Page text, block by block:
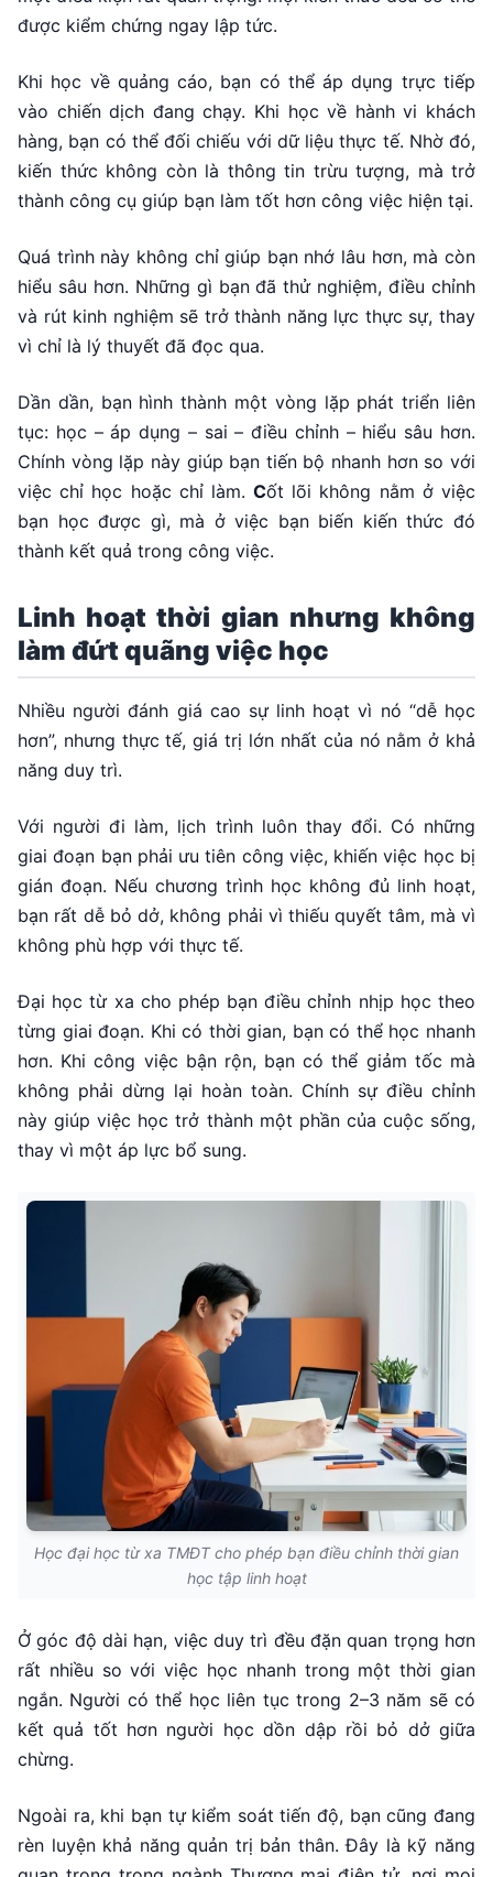
được kiểm chứng ngay lập tức.
Khi học về quảng cáo, bạn có thể áp dụng trực tiếp
vào chiến dịch đang chạy. Khi học về hành vi khách
hàng, bạn có thể đối chiếu với dữ liệu thực tế. Nhờ đó,
kiến thức không còn là thông tin trừu tượng, mà trở
thành công cụ giúp bạn làm tốt hơn công việc hiện tại.
Quá trình này không chỉ giúp bạn nhớ lâu hơn, mà còn
hiểu sâu hơn. Những gì bạn đã thử nghiệm, điều chỉnh
và rút kinh nghiệm sẽ trở thành năng lực thực sự, thay
vì chỉ là lý thuyết đã đọc qua.
Dần dần, bạn hình thành một vòng lặp phát triển liên
tục: học – áp dụng – sai – điều chỉnh – hiểu sâu hơn.
Chính vòng lặp này giúp bạn tiến bộ nhanh hơn so với
việc chỉ học hoặc chỉ làm.Cốt lõi không nằm ở việc
bạn học được gì, mà ở việc bạn biến kiến thức đó
thành kết quả trong công việc.
Linh hoạt thời gian nhưng không
làm đứt quãng việc học
Nhiều người đánh giá cao sự linh hoạt vì nó “dễ học
hơn”, nhưng thực tế, giá trị lớn nhất của nó nằm ở khả
năng duy trì.
Với người đi làm, lịch trình luôn thay đổi. Có những
giai đoạn bạn phải ưu tiên công việc, khiến việc học bị
gián đoạn. Nếu chương trình học không đủ linh hoạt,
bạn rất dễ bỏ dở, không phải vì thiếu quyết tâm, mà vì
không phù hợp với thực tế.
Đại học từ xa cho phép bạn điều chỉnh nhịp học theo
từng giai đoạn. Khi có thời gian, bạn có thể học nhanh
hơn. Khi công việc bận rộn, bạn có thể giảm tốc mà
không phải dừng lại hoàn toàn. Chính sự điều chỉnh
này giúp việc học trở thành một phần của cuộc sống,
thay vì một áp lực bổ sung.
Học đại học từ xa TMĐT cho phép bạn điều chỉnh thời gian
học tập linh hoạt
Ở góc độ dài hạn, việc duy trì đều đặn quan trọng hơn
rất nhiều so với việc học nhanh trong một thời gian
ngắn. Người có thể học liên tục trong 2–3 năm sẽ có
kết quả tốt hơn người học dồn dập rồi bỏ dở giữa
chừng.
Ngoài ra, khi bạn tự kiểm soát tiến độ, bạn cũng đang
rèn luyện khả năng quản trị bản thân. Đây là kỹ năng